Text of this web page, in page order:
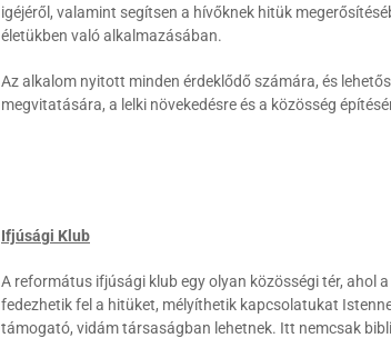
igéjéről, valamint segítsen a hívőknek hitük
életükben való alkalmazásában.
Az alkalom nyitott minden érdeklődő számára, és
megvitatására, a lelki növekedésre és a közösség
Ifjúsági Klub
A református ifjúsági klub egy olyan közösségi tér, ahol
fedezhetik fel a hitüket, mélyíthetik kapcsolatukat
támogató, vidám társaságban lehetnek. Itt nemcsak